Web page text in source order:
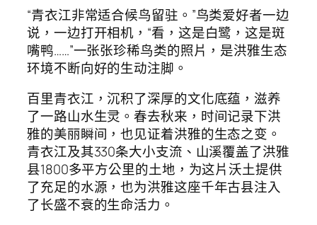
“青衣江非常适合候鸟留驻。”鸟类爱好者一边
说，一边打开相机，“看，这是白鹭，这是斑
嘴鸭……”一张张珍稀鸟类的照片，是洪雅生态
环境不断向好的生动注脚。
百里青衣江，沉积了深厚的文化底蕴，滋养
了一路山水生灵。春去秋来，时间记录下洪
雅的美丽瞬间，也见证着洪雅的生态之变。
青衣江及其330条大小支流、山溪覆盖了洪雅
县1800多平方公里的土地，为这片沃土提供
了充足的水源，也为洪雅这座千年古县注入
了长盛不衰的生命活力。